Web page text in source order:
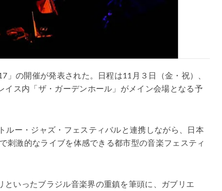
」の開催が発表された。日程は11月３日（金・祝）、
ス内「ザ・ガーデンホール」がメイン会場となる予
ー・ジャズ・フェスティバルと連携しながら、日本
刺激的なライブを体感できる都市型の音楽フェスティ
いったブラジル音楽界の重鎮を筆頭に、ガブリエ